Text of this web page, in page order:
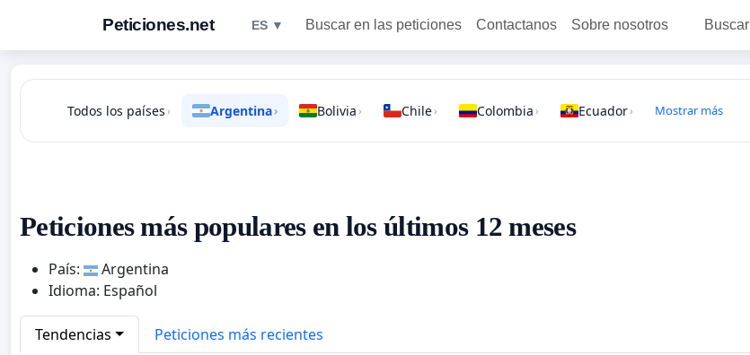
Peticiones.net ES ▼ Buscar en las peticiones Contactanos Sobre nosotros Buscar
Todos los países › Argentina› Bolivia › Chile› Colombia › Ecuador› Mostrar más
Peticiones más populares en los últimos 12 meses
País:
Argentina
Idioma: Español
Tendencias Peticiones más recientes